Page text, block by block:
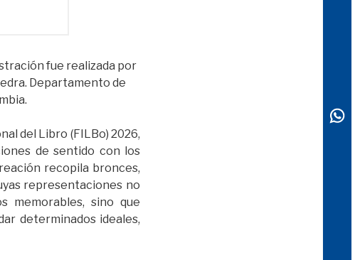
fue realizada por
Departamento de
del Libro (FILBo) 2026,
de sentido con los
recopila bronces,
representaciones no
memorables, sino que
determinados ideales,